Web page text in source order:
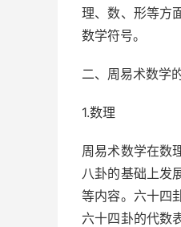
理、数、形等方
数学符号。
二、周易术数学
1.数理
周易术数学在数
八卦的基础上发
等内容。六十四
六十四卦的代数